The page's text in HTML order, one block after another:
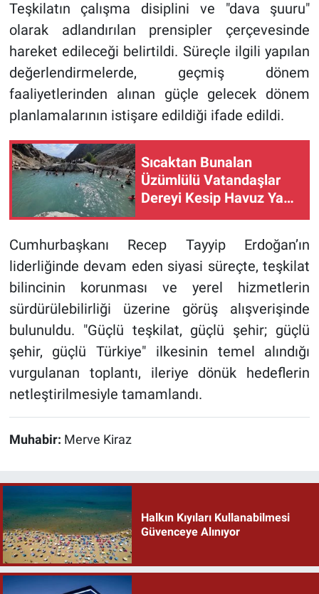
Teşkilatın çalışma disiplini ve "dava şuuru"
olarak adlandırılan prensipler çerçevesinde
hareket edileceği belirtildi. Süreçle ilgili yapılan
değerlendirmelerde, geçmiş dönem
faaliyetlerinden alınan güçle gelecek dönem
planlamalarının istişare edildiği ifade edildi.
Sıcaktan Bunalan
Üzümlülü Vatandaşlar
Dereyi Kesip Havuz Yaptı
(VİDEO)
Cumhurbaşkanı Recep Tayyip Erdoğan’ın
liderliğinde devam eden siyasi süreçte, teşkilat
bilincinin korunması ve yerel hizmetlerin
sürdürülebilirliği üzerine görüş alışverişinde
bulunuldu. "Güçlü teşkilat, güçlü şehir; güçlü
şehir, güçlü Türkiye" ilkesinin temel alındığı
vurgulanan toplantı, ileriye dönük hedeflerin
netleştirilmesiyle tamamlandı.
Muhabir: Merve Kiraz
Halkın Kıyıları Kullanabilmesi
Güvenceye Alınıyor